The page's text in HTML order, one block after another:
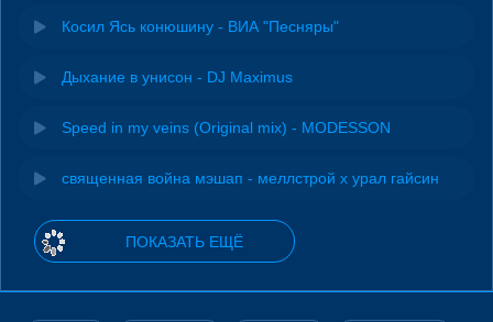
Косил Ясь конюшину - ВИА "Песняры"
Дыхание в унисон - DJ Maximus
Speed in my veins (Original mix) - MODESSON
священная война мэшап - меллстрой х урал гайсин
ПОКАЗАТЬ ЕЩЁ